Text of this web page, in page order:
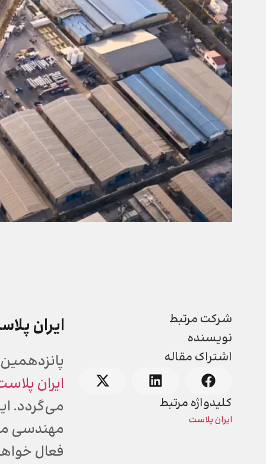
شرکت مرتبط
نویسنده
اشتراک مقاله
کلیدواژه مرتبط
ایران پلاست
ایران
ایران
می‌گردد.
مهندسی
فعال